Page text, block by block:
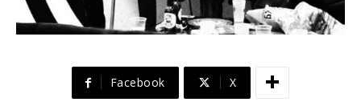
Facebook X